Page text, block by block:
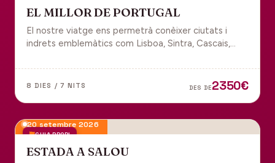
EL MILLOR DE PORTUGAL
El nostre viatge ens permetrà conèixer ciutats i
indrets emblemàtics com Lisboa, Sintra, Cascais,
tot inclòs per gaudir plenament de Portugal.
8 DIES / 7 NITS DES DE2350€
GUIA PROPI
20 setembre 2026
ESTADA A SALOU